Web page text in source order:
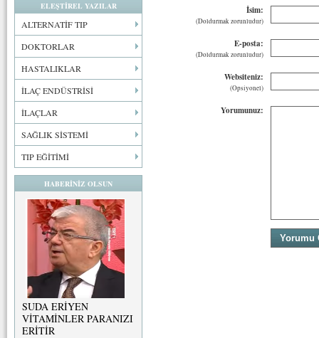
ELEŞTİREL YAZILAR
ALTERNATİF TIP
DOKTORLAR
HASTALIKLAR
İLAÇ ENDÜSTRİSİ
İLAÇLAR
SAĞLIK SİSTEMİ
TIP EĞİTİMİ
HABERİNİZ OLSUN
SUDA ERİYEN
VİTAMİNLER PARANIZI
ERİTİR
İsim:
(Doldurmak zorunludur)
E-posta:
(Doldurmak zorunludur)
Websiteniz:
(Opsiyonel)
Yorumunuz: